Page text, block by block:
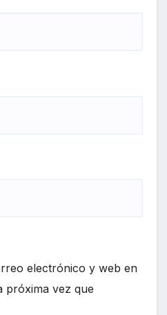
electrónico y web en
próxima vez que